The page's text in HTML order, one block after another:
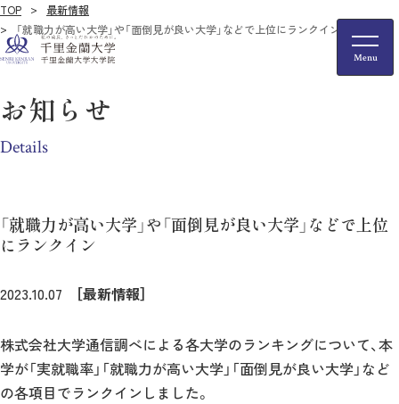
TOP
最新情報
「就職力が高い大学」や「面倒見が良い大学」などで上位にランクイン
お知らせ
Details
「就職力が高い大学」や「面倒見が良い大学」などで上位
にランクイン
2023.10.07 ［最新情報］
株式会社大学通信調べによる各大学のランキングについて、本
学が「実就職率」「就職力が高い大学」「面倒見が良い大学」など
の各項目でランクインしました。